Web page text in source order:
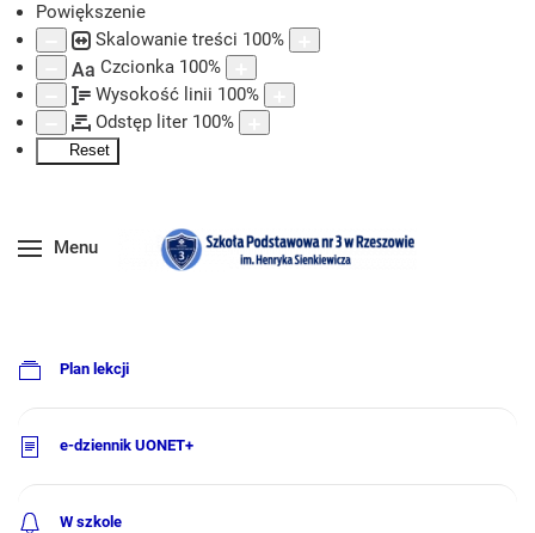
Powiększenie
Skalowanie treści 100%
Aa Czcionka 100%
Wysokość linii 100%
Odstęp liter 100%
Reset
Menu
Plan lekcji
e-dziennik UONET+
W szkole